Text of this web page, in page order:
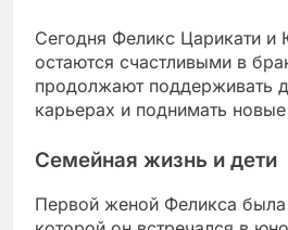
Сегодня Феликс Царикати и
остаются счастливыми в
продолжают поддерживать
карьерах и поднимать
Семейная жизнь и дети
Первой женой Феликса